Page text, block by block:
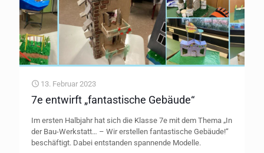
13. Februar 2023
7e entwirft „fantastische Gebäude“
Im ersten Halbjahr hat sich die Klasse 7e mit dem Thema „In
der Bau-Werkstatt… – Wir erstellen fantastische Gebäude!“
beschäftigt. Dabei entstanden spannende Modelle.